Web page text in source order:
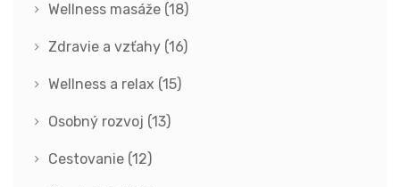
Wellness masáže (18)
Zdravie a vzťahy (16)
Wellness a relax (15)
Osobný rozvoj (13)
Cestovanie (12)